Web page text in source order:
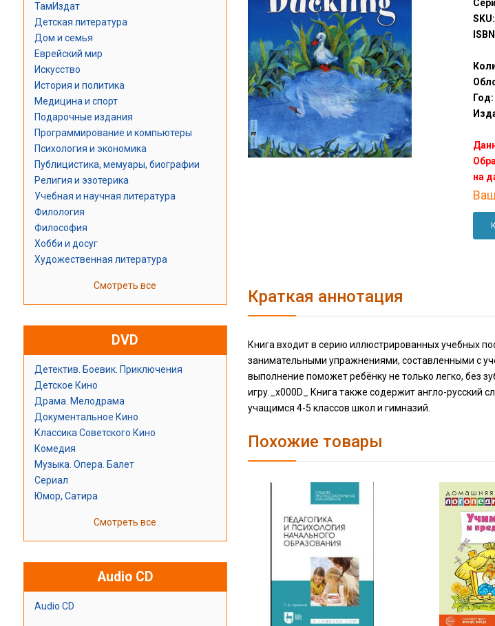
ТамИздат
Детская литература
Дом и семья
Еврейский мир
Искусство
История и политика
Медицина и спорт
Подарочные издания
Программирование и компьютеры
Психология и экономика
Публицистика, мемуары, биографии
Религия и эзотерика
Учебная и научная литература
Филология
Философия
Хобби и досуг
Художественная литература
Смотреть все
DVD
Детектив. Боевик. Приключения
Детское Кино
Драма. Мелодрама
Документальное Кино
Классика Советского Кино
Комедия
Музыка. Опера. Балет
Сериал
Юмор, Сатира
Смотреть все
Audio CD
Audio CD
SKU:
Год:
на
Краткая аннотация
Книга входит в серию иллюстрированных учебных
занимательными упражнениями, составленными с
выполнение поможет ребёнку не только легко, без
игру._x000D_ Книга также содержит англо-русский
учащимся 4-5 классов школ и гимназий.
Похожие товары